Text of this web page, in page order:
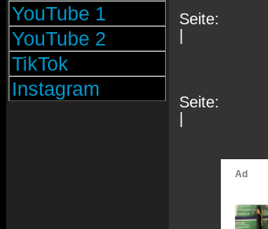
YouTube 1
YouTube 2
TikTok
Instagram
Seite:
Seite: